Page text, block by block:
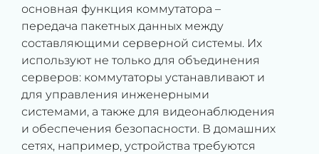
основная функция коммутатора –
передача пакетных данных между
составляющими серверной системы. Их
используют не только для объединения
серверов: коммутаторы устанавливают и
для управления инженерными
системами, а также для видеонаблюдения
и обеспечения безопасности. В домашних
сетях, например, устройства требуются